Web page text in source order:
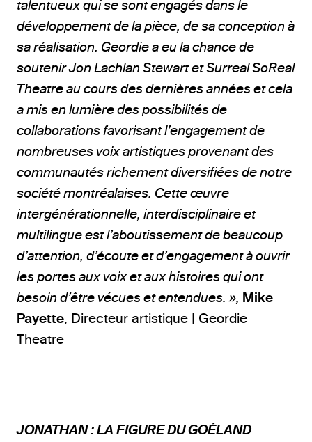
talentueux qui se sont engagés dans le
développement de la pièce, de sa conception à
sa réalisation. Geordie a eu la chance de
soutenir Jon Lachlan Stewart et Surreal SoReal
Theatre au cours des dernières années et cela
a mis en lumière des possibilités de
collaborations favorisant l’engagement de
nombreuses voix artistiques provenant des
communautés richement diversifiées de notre
société montréalaises. Cetteœuvre
intergénérationnelle, interdisciplinaire et
multilingue est l’aboutissement de beaucoup
d’attention, d’écoute et d’engagementàouvrir
les portes aux voix et aux histoires qui ont
besoin d’être vécues et entendues. », Mike
Payette, Directeur artistique | Geordie
Theatre
JONATHAN: LA FIGURE DU GOÉLAND